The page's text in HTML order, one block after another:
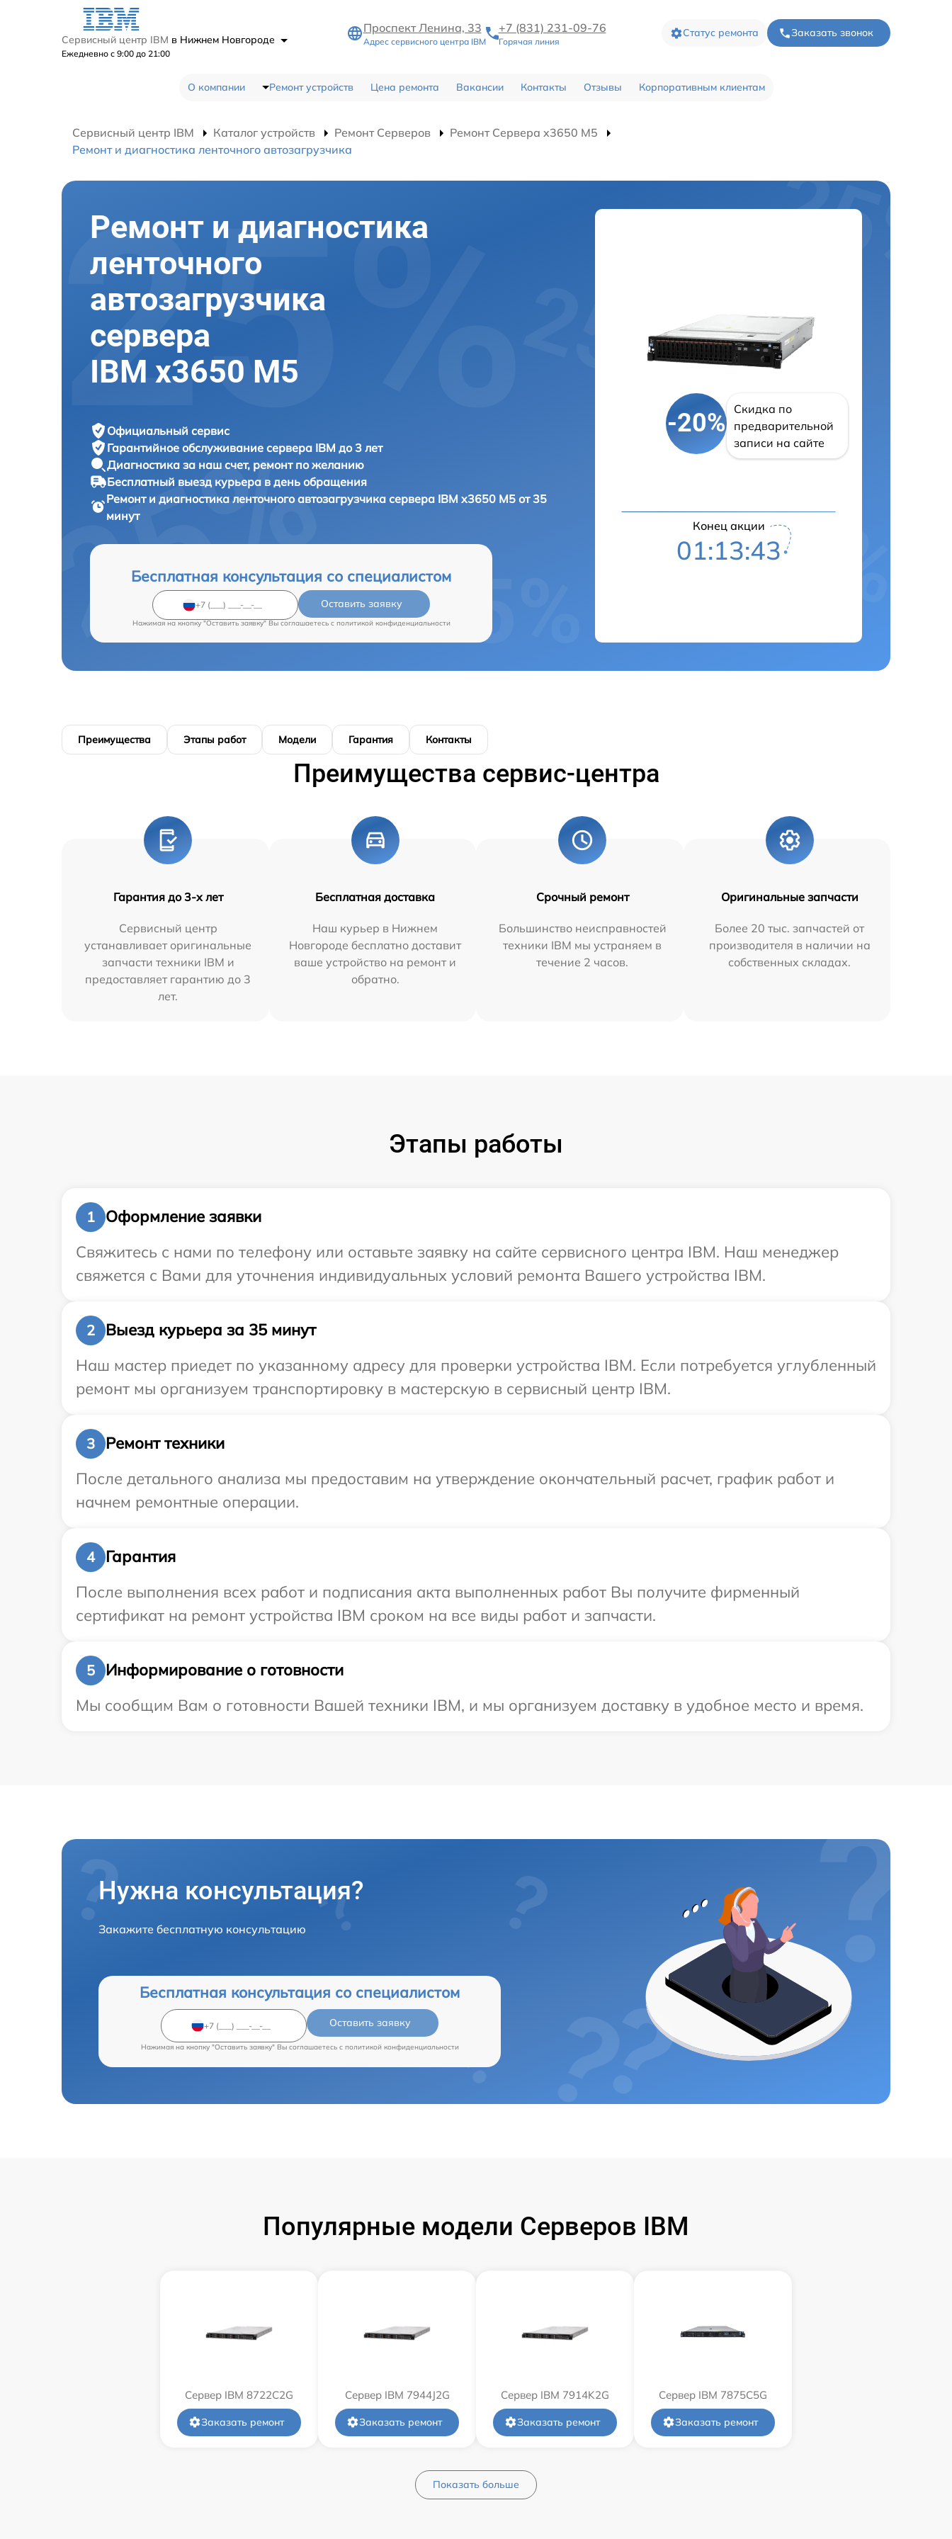
Сервисный центр IBM в Нижнем Новгороде
Ежедневно с 9:00 до 21:00
Проспект Ленина, 33
Адрес сервисного центра IBM
+7 (831) 231-09-76
Горячая линия
Статус ремонта Заказать звонок
О компании Ремонт устройств Цена ремонта Вакансии Контакты Отзывы Корпоративным клиентам
Сервисный центр IBM Каталог устройств Ремонт Серверов
Ремонт Сервера x3650 M5
Ремонт и диагностика ленточного автозагрузчика
Ремонт и диагностика
ленточного
автозагрузчика
сервера
IBM x3650 M5
Официальный сервис
Гарантийное обслуживание сервера IBM до 3 лет
Диагностика за наш счет, ремонт по желанию
Бесплатный выезд курьера в день обращения
Ремонт и диагностика ленточного автозагрузчика сервера IBM x3650 M5 от 35
минут
Бесплатная консультация со специалистом
Оставить заявку
Нажимая на кнопку "Оставить заявку" Вы соглашаетесь c политикой конфиденциальности
-20%
Скидка по
предварительной
записи на сайте
Конец акции
01:13:42
Преимущества Этапы работ Модели Гарантия Контакты
Преимущества сервис-центра
Гарантия до 3-х лет
Сервисный центр
устанавливает оригинальные
запчасти техники IBM и
предоставляет гарантию до 3
лет.
Бесплатная доставка
Наш курьер в Нижнем
Новгороде бесплатно доставит
ваше устройство на ремонт и
обратно.
Срочный ремонт
Большинство неисправностей
техники IBM мы устраняем в
течение 2 часов.
Оригинальные запчасти
Более 20 тыс. запчастей от
производителя в наличии на
собственных складах.
Этапы работы
1
Оформление заявки
Свяжитесь с нами по телефону или оставьте заявку на сайте сервисного центра IBM. Наш менеджер
свяжется с Вами для уточнения индивидуальных условий ремонта Вашего устройства IBM.
2
Выезд курьера за 35 минут
Наш мастер приедет по указанному адресу для проверки устройства IBM. Если потребуется углубленный
ремонт мы организуем транспортировку в мастерскую в сервисный центр IBM.
3
Ремонт техники
После детального анализа мы предоставим на утверждение окончательный расчет, график работ и
начнем ремонтные операции.
4
Гарантия
После выполнения всех работ и подписания акта выполненных работ Вы получите фирменный
сертификат на ремонт устройства IBM сроком на все виды работ и запчасти.
5
Информирование о готовности
Мы сообщим Вам о готовности Вашей техники IBM, и мы организуем доставку в удобное место и время.
Нужна консультация?
Закажите бесплатную консультацию
Бесплатная консультация со специалистом
Оставить заявку
Нажимая на кнопку "Оставить заявку" Вы соглашаетесь c политикой конфиденциальности
Популярные модели Серверов IBM
Сервер IBM 8722C2G
Заказать ремонт
Сервер IBM 7944J2G
Заказать ремонт
Сервер IBM 7914K2G
Заказать ремонт
Сервер IBM 7875C5G
Заказать ремонт
Показать больше